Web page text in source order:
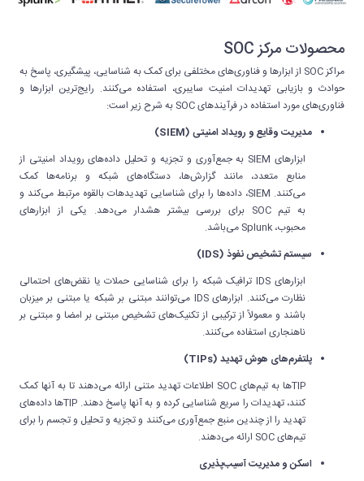
محصولات مرکز SOC
مراکز SOC از ابزارها و فناوری‌های مختلفی برای کمک به شناسایی، پیشگیری، پاسخ به
حوادث و بازیابی تهدیدات امنیت سایبری، استفاده می‌کنند. رایج‌ترین ابزارها و
فناوری‌های مورد استفاده در فرآیندهای SOC به شرح زیر است:
مدیریت وقایع و رویداد امنیتی (SIEM)
ابزارهای SIEM به جمع‌آوری و تجزیه و تحلیل داده‌های رویداد امنیتی از
منابع متعدد، مانند گزارش‌ها، دستگاه‌های شبکه و برنامه‌ها کمک
می‌کنند. SIEM، داده‌ها را برای شناسایی تهدیدهات بالقوه مرتبط می‌کند و
به تیم SOC برای بررسی بیشتر هشدار می‌دهد. یکی از ابزارهای
محبوب، Splunk می‌باشد.
سیستم تشخیص نفوذ (IDS)
ابزارهای IDS ترافیک شبکه را برای شناسایی حملات یا نقض‌های احتمالی
نظارت می‌کنند. ابزارهای IDS می‌توانند مبتنی بر شبکه یا مبتنی بر میزبان
باشند و معمولاً از ترکیبی از تکنیک‌های تشخیص مبتنی بر امضا و مبتنی بر
ناهنجاری استفاده می‌کنند.
پلتفرم‌های هوش تهدید (TIPs)
TIPها به تیم‌های SOC اطلاعات تهدید متنی ارائه می‌دهند تا به آنها کمک
کنند، تهدیدات را سریع شناسایی کرده و به آنها پاسخ دهند. TIPها داده‌های
تهدید را از چندین منبع جمع‌آوری می‌کنند و تجزیه و تحلیل و تجسم را برای
تیم‌های SOC ارائه می‌دهند.
اسکن و مدیریت آسیب‌پذیری